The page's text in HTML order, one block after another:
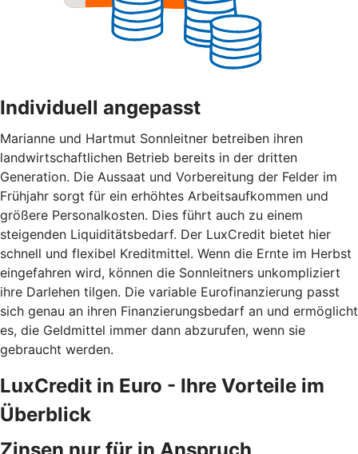
Individuell angepasst
Marianne und Hartmut Sonnleitner betreiben ihren
landwirtschaftlichen Betrieb bereits in der dritten
Generation. Die Aussaat und Vorbereitung der Felder im
Frühjahr sorgt für ein erhöhtes Arbeitsaufkommen und
größere Personalkosten. Dies führt auch zu einem
steigenden Liquiditätsbedarf. Der LuxCredit bietet hier
schnell und flexibel Kreditmittel. Wenn die Ernte im Herbst
eingefahren wird, können die Sonnleitners unkompliziert
ihre Darlehen tilgen. Die variable Eurofinanzierung passt
sich genau an ihren Finanzierungsbedarf an und ermöglicht
es, die Geldmittel immer dann abzurufen, wenn sie
gebraucht werden.
LuxCredit in Euro - Ihre Vorteile im
Überblick
Zinsen nur für in Anspruch